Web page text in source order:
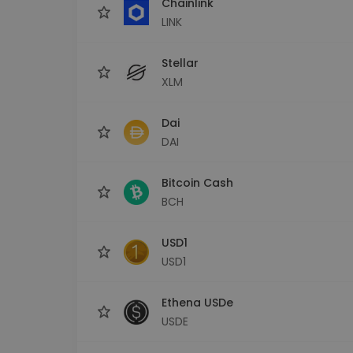
LINK
Stellar
XLM
Dai
DAI
Bitcoin Cash
BCH
USD1
USD1
Ethena USDe
USDE